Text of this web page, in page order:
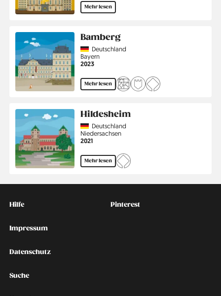
Mehr lesen
Bamberg
CountryDeutschland
Region
Bayern
Jahr
2023
Mehr lesen
Hildesheim
CountryDeutschland
Region
Niedersachsen
Jahr
2021
Mehr lesen
Kontakt
Hilfe
Impressum
Datenschutz
Suche
Social
Pinterest